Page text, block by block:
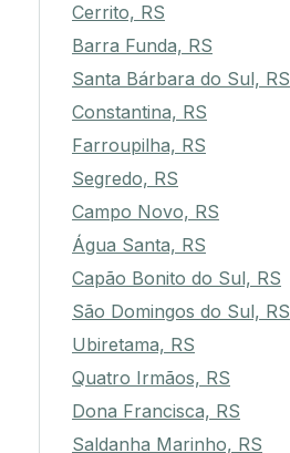
Cerrito, RS
Barra Funda, RS
Santa Bárbara do Sul, RS
Constantina, RS
Farroupilha, RS
Segredo, RS
Campo Novo, RS
Água Santa, RS
Capão Bonito do Sul, RS
São Domingos do Sul, RS
Ubiretama, RS
Quatro Irmãos, RS
Dona Francisca, RS
Saldanha Marinho, RS